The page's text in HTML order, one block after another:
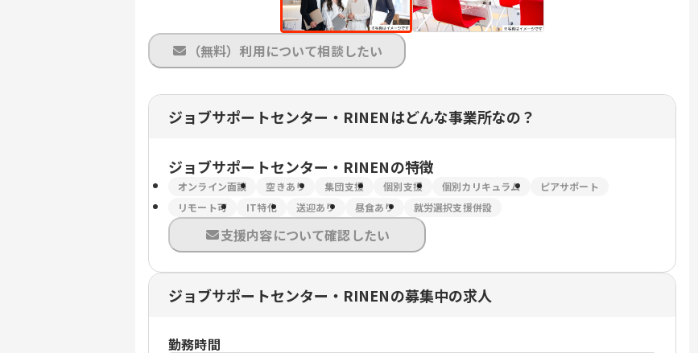
（無料）利用について相談したい
ジョブサポートセンター・RINENはどんな事業所なの？
ジョブサポートセンター・RINENの特徴
オンライン面談 空きあり 集団支援 個別支援 個別カリキュラム
ピアサポート
リモート可
IT特化 送迎あり 昼食あり 就労選択支援併設
支援内容について確認したい
ジョブサポートセンター・RINENの募集中の求人
勤務時間